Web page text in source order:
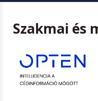
Szakmai és